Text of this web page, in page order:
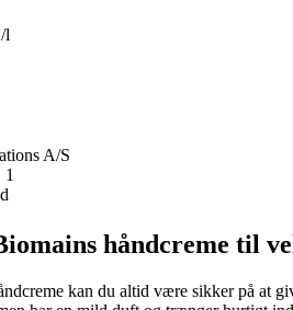
l
A/S
håndcreme til
kan du altid være sikker på at